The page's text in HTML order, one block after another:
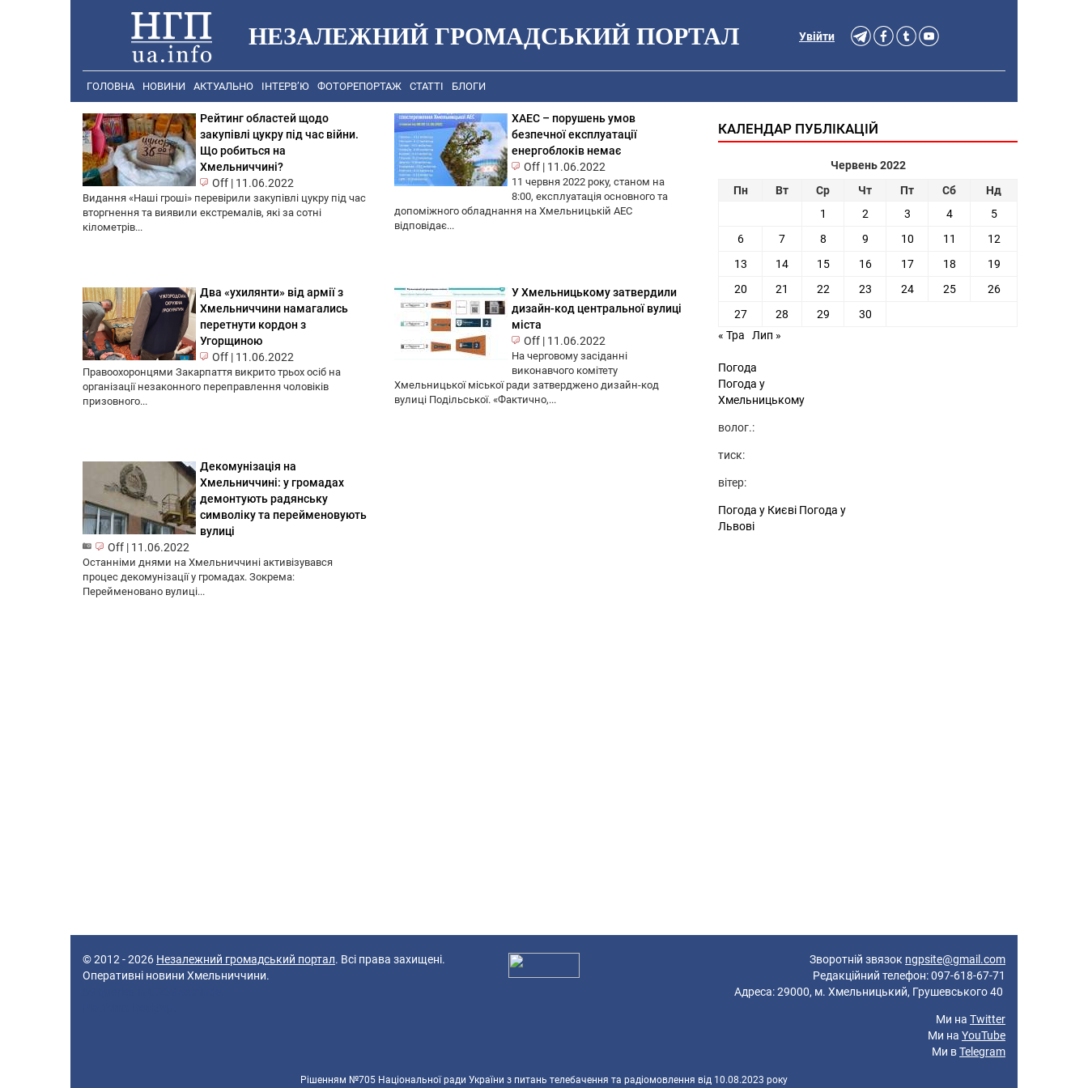
НЕЗАЛЕЖНИЙ ГРОМАДСЬКИЙ ПОРТАЛ Увійти
ГОЛОВНА НОВИНИ АКТУАЛЬНО ІНТЕРВ’Ю ФОТОРЕПОРТАЖ СТАТТІ БЛОГИ
Рейтинг областей щодо
закупівлі цукру під час війни.
Що робиться на
Хмельниччині?
Off | 11.06.2022
Видання «Наші гроші» перевірили закупівлі цукру під час
вторгнення та виявили екстремалів, які за сотні
кілометрів...
ХАЕС – порушень умов
безпечної експлуатації
енергоблоків немає
Off | 11.06.2022
11 червня 2022 року, станом на
8:00, експлуатація основного та
допоміжного обладнання на Хмельницькій АЕС
відповідає...
Два «ухилянти» від армії з
Хмельниччини намагались
перетнути кордон з
Угорщиною
Off | 11.06.2022
Правоохоронцями Закарпаття викрито трьох осіб на
організації незаконного переправлення чоловіків
призовного...
У Хмельницькому затвердили
дизайн-код центральної вулиці
міста
Off | 11.06.2022
На черговому засіданні
виконавчого комітету
Хмельницької міської ради затверджено дизайн-код
вулиці Подільської. «Фактично,...
Декомунізація на
Хмельниччині: у громадах
демонтують радянську
символіку та перейменовують
вулиці
Off | 11.06.2022
Останніми днями на Хмельниччині активізувався
процес декомунізації у громадах. Зокрема:
Перейменовано вулиці...
КАЛЕНДАР ПУБЛІКАЦІЙ
Червень 2022
Пн
Вт Ср Чт Пт Сб
Нд
1
2 3 4
5
6
7 8 9 10 11
12
13
14 15 16 17 18
19
20
21 22 23 24 25
26
27
28 29
30
« Тра
Лип »
Погода
Погода у
Хмельницькому
волог.:
тиск:
вітер:
Погода у Києві Погода у
Львові
© 2012 - 2026 Незалежний громадський портал. Всі права захищені.
Оперативні новини Хмельниччини.
Зворотній звязок ngpsite@gmail.com
Редакційний телефон: 097-618-67-71
Адреса: 29000, м. Хмельницький, Грушевського 40
Ми на Twitter
Ми на YouTube
Ми вTelegram
Рішенням №705 Національної ради України з питань телебачення та радіомовлення від 10.08.2023 року